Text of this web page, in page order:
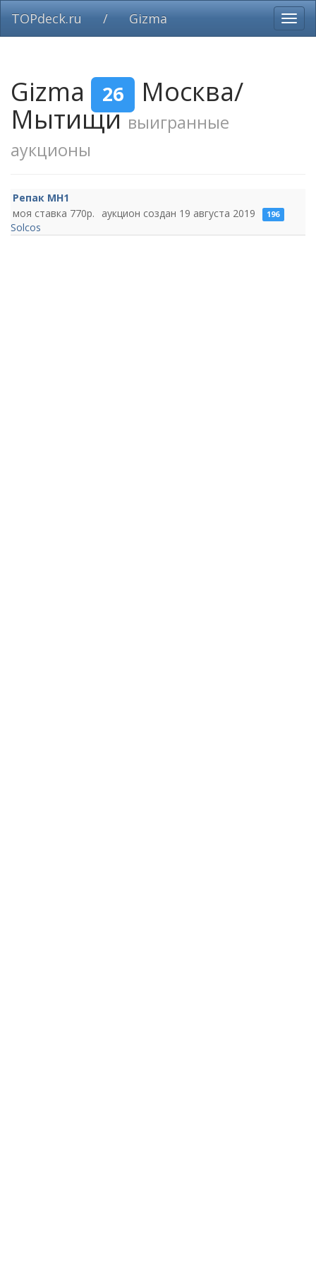
TOPdeck.ru / Gizma
Gizma 26 Москва/
Мытищивыигранные
аукционы
Репак MH1
770
19 августа 2019 196
Solcos